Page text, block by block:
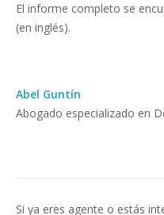
El informe completo se
(en inglés).
Abel Guntín
Abogado especializado en
Si ya eres agente o estás